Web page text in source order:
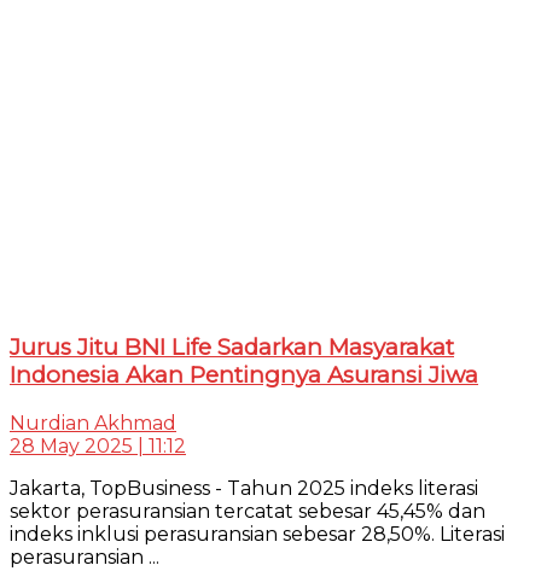
Jurus Jitu BNI Life Sadarkan Masyarakat
Indonesia Akan Pentingnya Asuransi Jiwa
Nurdian Akhmad
28 May 2025 | 11:12
Jakarta, TopBusiness - Tahun 2025 indeks literasi
sektor perasuransian tercatat sebesar 45,45% dan
indeks inklusi perasuransian sebesar 28,50%. Literasi
perasuransian ...